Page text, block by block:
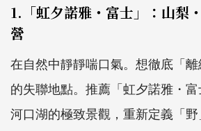
1.「虹夕諾雅・富士」：山梨
營
在自然中靜靜喘口氣。想徹底「
的失聯地點。推薦「虹夕諾雅・
河口湖的極致景觀，重新定義「